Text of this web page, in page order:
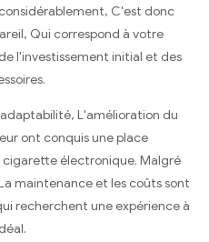
C'est donc
Qui correspond à votre
l'investissement initial et des
L'amélioration du
ont conquis une place
électronique. Malgré
maintenance et les coûts sont
recherchent une expérience à